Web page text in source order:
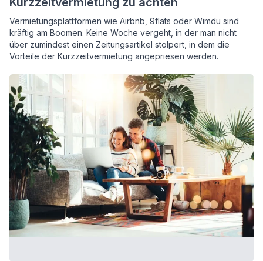
Vermietungsplattformen wie Airbnb, 9flats oder Wimdu sind
kräftig am Boomen. Keine Woche vergeht, in der man nicht
über zumindest einen Zeitungsartikel stolpert, in dem die
Vorteile der Kurzzeitvermietung angepriesen werden.